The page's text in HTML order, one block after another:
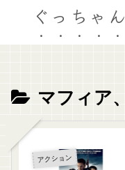
ぐっちゃ
マフィア
アクション